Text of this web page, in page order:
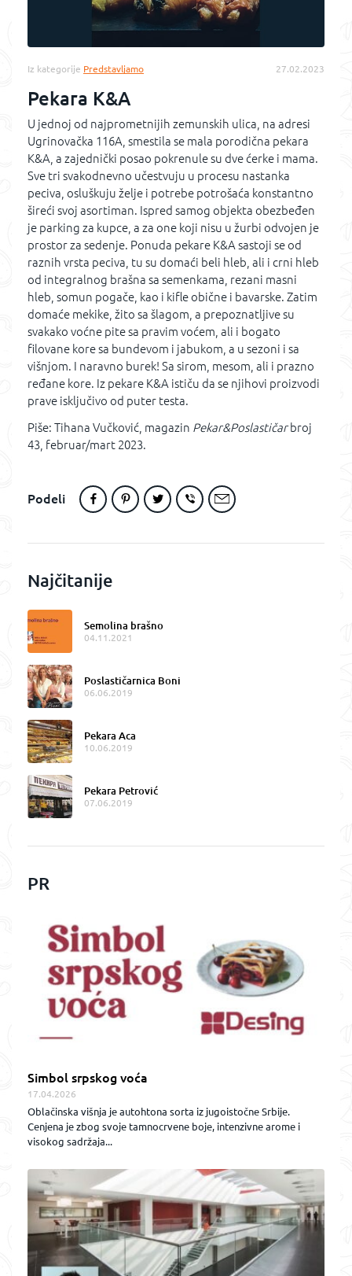
Iz kategorije Predstavljamo 27.02.2023
Pekara K&A
U jednoj od najprometnijih zemunskih ulica, na adresi
Ugrinovačka 116A, smestila se mala porodična pekara
K&A, a zajednički posao pokrenule su dve ćerke i mama.
Sve tri svakodnevno učestvuju u procesu nastanka
peciva, osluškuju želje i potrebe potrošaća konstantno
šireći svoj asortiman. Ispred samog objekta obezbeđen
je parking za kupce, a za one koji nisu u žurbi odvojen je
prostor za sedenje. Ponuda pekare K&A sastoji se od
raznih vrsta peciva, tu su domaći beli hleb, ali i crni hleb
od integralnog brašna sa semenkama, rezani masni
hleb, somun pogače, kao i kifle obične i bavarske. Zatim
domaće mekike, žito sa šlagom, a prepoznatljive su
svakako voćne pite sa pravim voćem, ali i bogato
filovane kore sa bundevom i jabukom, a u sezoni i sa
višnjom. I naravno burek! Sa sirom, mesom, ali i prazno
ređane kore. Iz pekare K&A ističu da se njihovi proizvodi
prave isključivo od puter testa.
Piše: Tihana Vučković, magazin Pekar&Poslastičarbroj
43, februar/mart 2023.
Podeli
Najčitanije
Semolina brašno
04.11.2021
Poslastičarnica Boni
06.06.2019
Pekara Aca
10.06.2019
Pekara Petrović
07.06.2019
PR
Simbol srpskog voća
17.04.2026
Oblačinska višnja je autohtona sorta iz jugoistočne Srbije.
Cenjena je zbog svoje tamnocrvene boje, intenzivne arome i
visokog sadržaja...